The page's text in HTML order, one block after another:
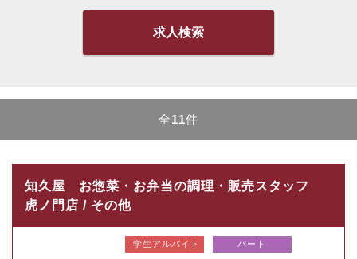
求人検索
全11件
知久屋 お惣菜・お弁当の調理・販売スタッフ
虎ノ門店 / その他
学生アルバイト パート